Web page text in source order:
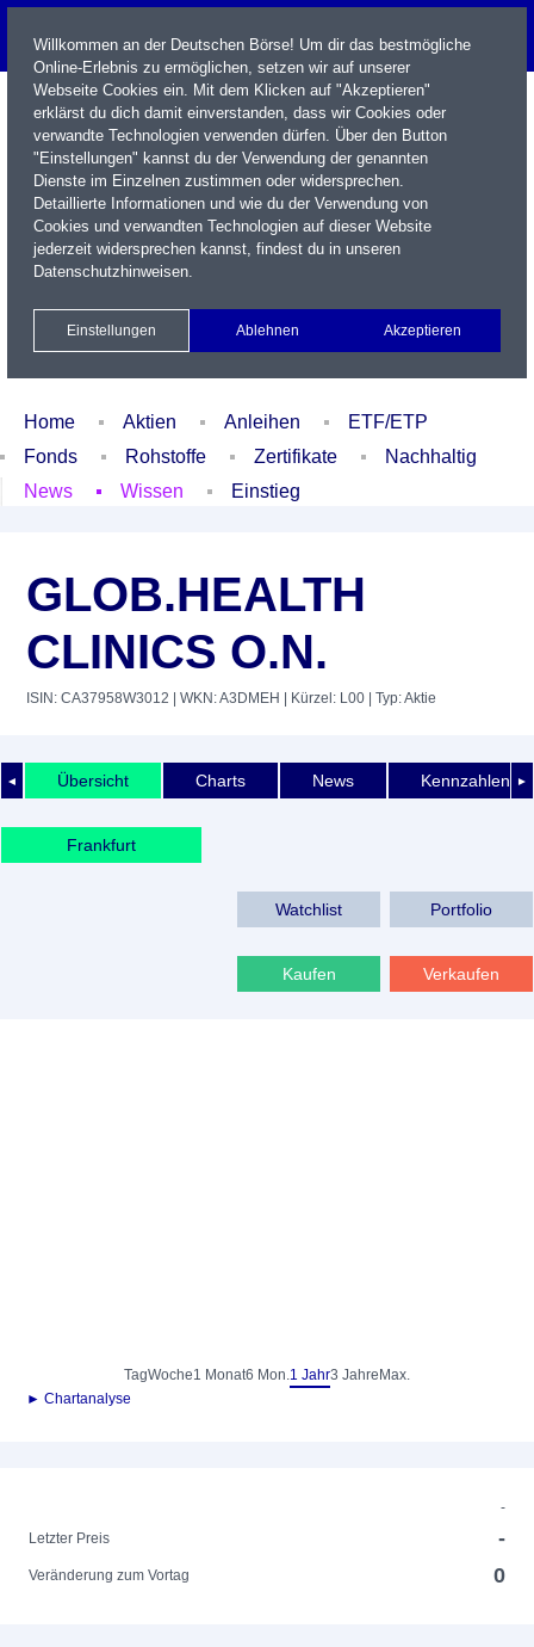
Name / WKN / ISIN / Kürzel
Xetra Realtime
Watchlist Portfolio Login
Home Aktien Anleihen
ETF/ETP
Fonds
Rohstoffe Zertifikate
Nachhaltig
News
Wissen Einstieg
GLOB.HEALTH
CLINICS O.N.
ISIN: CA37958W3012 | WKN: A3DMEH | Kürzel: L00 | Typ: Aktie
◄ ►
Übersicht Charts News Kennzahlen
Frankfurt
Watchlist Portfolio
Kaufen Verkaufen
TagWoche1 Monat6 Mon.1 Jahr3 Jahre Max.
► Chartanalyse
-
Letzter Preis
-
Veränderung zum Vortag 0
Willkommen an der Deutschen Börse! Um dir das bestmögliche
Online-Erlebnis zu ermöglichen, setzen wir auf unserer
Webseite Cookies ein. Mit dem Klicken auf "Akzeptieren"
erklärst du dich damit einverstanden, dass wir Cookies oder
verwandte Technologien verwenden dürfen. Über den Button
"Einstellungen" kannst du der Verwendung der genannten
Dienste im Einzelnen zustimmen oder widersprechen.
Detaillierte Informationen und wie du der Verwendung von
Cookies und verwandten Technologien auf dieser Website
jederzeit widersprechen kannst, findest du in unseren
Datenschutzhinweisen.
Einstellungen Ablehnen Akzeptieren